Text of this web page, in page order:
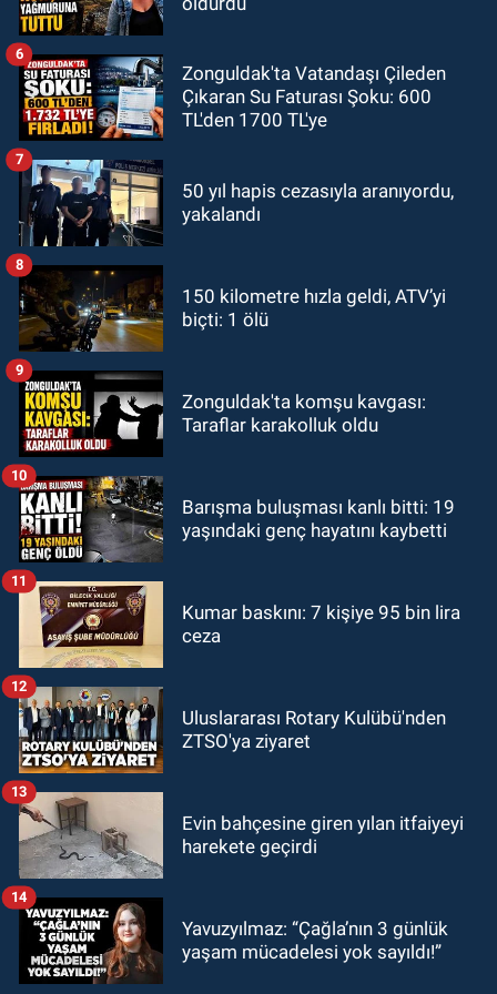
Zonguldak'ta Vatandaşı Çileden
Çıkaran Su Faturası Şoku: 600
TL'den 1700 TL'ye
6
50 yıl hapis cezasıyla aranıyordu,
yakalandı
7
150 kilometre hızla geldi, ATV’yi
biçti: 1 ölü
8
Zonguldak'ta komşu kavgası:
Taraflar karakolluk oldu
9
Barışma buluşması kanlı bitti: 19
yaşındaki genç hayatını kaybetti
10
Kumar baskını: 7 kişiye 95 bin lira
ceza
11
Uluslararası Rotary Kulübü'nden
ZTSO'ya ziyaret
12
Evin bahçesine giren yılan itfaiyeyi
harekete geçirdi
13
Yavuzyılmaz: “Çağla’nın 3 günlük
yaşam mücadelesi yok sayıldı!”
14